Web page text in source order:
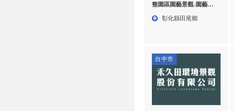
整園區園藝景觀-園藝設
計,園藝設計公司,彰化園
彰化縣田尾鄉
台中市